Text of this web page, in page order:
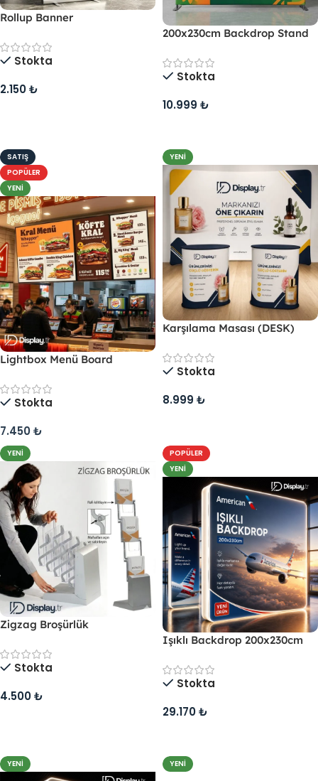
Rollup Banner
Stokta
2.150₺
200x230cm Backdrop Stand
Stokta
10.999 ₺
SATIŞ
POPÜLER
YENI
Lightbox Menü Board
Stokta
7.450₺
YENI
Karşılama Masası (DESK)
Stokta
8.999 ₺
YENI
Zigzag Broşürlük
Stokta
4.500₺
POPÜLER
YENI
Işıklı Backdrop 200x230cm
Stokta
29.170₺
YENI YENI